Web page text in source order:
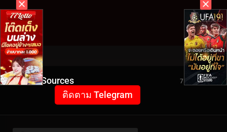
Video Sources 7167 Views
ติดตาม Telegram